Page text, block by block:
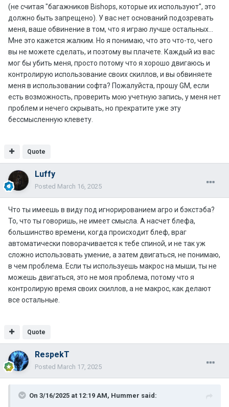
(не считая "багажников Bishops, которые их используют", это
должно быть запрещено). У вас нет оснований подозревать
меня, ваше обвинение в том, что я играю лучше остальных...
Мне это кажется жалким. Но я понимаю, что это что-то, чего
вы не можете сделать, и поэтому вы плачете. Каждый из вас
мог бы убить меня, просто потому что я хорошо двигаюсь и
контролирую использование своих скиллов, и вы обвиняете
меня в использовании софта? Пожалуйста, прошу GM, если
есть возможность, проверить мою учетную запись, у меня нет
проблем и нечего скрывать, но прекратите уже эту
бессмысленную клевету.
Quote
Luffy
Posted March 16, 2025
Что ты имеешь в виду под игнорированием агро и бэкстэба?
То, что ты говоришь, не имеет смысла. А насчет блефа,
большинство времени, когда происходит блеф, враг
автоматически поворачивается к тебе спиной, и не так уж
сложно использовать умение, а затем двигаться, не понимаю,
в чем проблема. Если ты используешь макрос на мыши, ты не
можешь двигаться, это не моя проблема, потому что я
контролирую время своих скиллов, а не макрос, как делают
все остальные.
Quote
RespekT
Posted March 17, 2025
On 3/16/2025 at 12:19 AM, Hummer said: